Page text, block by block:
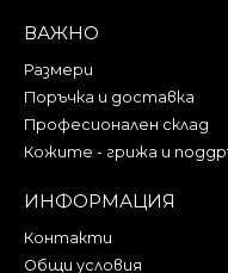
ВАЖНО
Размери
Поръчка и доставка
Професионален склад
Кожите - грижа и
ИНФОРМАЦИЯ
Контакти
Общи условия